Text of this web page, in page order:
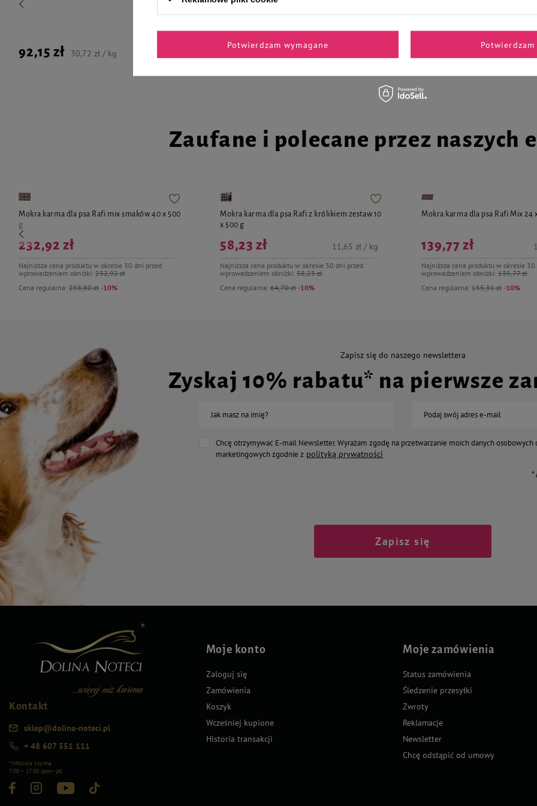
92,15 zł 30,72 zł / kg 96,99 zł 193,98 zł / l
Zaufane i polecane przez naszych
Mokra karma dla psa Rafi mix smaków 40 x 500
g
Cena regularna: 258,80 zł -10%
232,92 zł
Najniższa cena produktu w okresie 30 dni przed
wprowadzeniem obniżki: 232,92 zł
Mokra karma dla psa Rafi z królikiem zestaw 10
x 500 g
Cena regularna: 64,70 zł -10%
58,23 zł
Najniższa cena produktu w okresie 30 dni przed
wprowadzeniem obniżki: 58,23 zł
11,65 zł / kg
Mokra karma dla psa Rafi Mix 24
Cena regularna: 155,31 zł -10%
139,77 zł
Najniższa cena produktu w okresie
wprowadzeniem obniżki: 139,77 zł
Zapisz się do naszego newslettera
Zyskaj 10% rabatu* na pierwsze
Jak masz na imię? Podaj swój adres e-mail
Chcę otrzymywać E-mail Newsletter. Wyrażam zgodę na przetwarzanie moich danych osobowych
marketingowych zgodnie z polityką prywatności
*
Zapisz się
Kontakt
sklep@dolina-noteci.pl
+ 48 607 551 111
*Infolinia czynna
7:00 – 17:00 (pon–pt)
Moje konto
Zaloguj się
Zamówienia
Koszyk
Wcześniej kupione
Historia transakcji
Moje zamówienia
Status zamówienia
Śledzenie przesyłki
Zwroty
Reklamacje
Newsletter
Chcę odstąpić od umowy
Potwierdzam wymagane